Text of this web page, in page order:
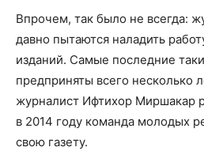
Впрочем, так было не всегда:
давно пытаются наладить
изданий. Самые последние
предприняты всего несколько
журналист Ифтихор Миршакар
в 2014 году команда молодых
свою газету.